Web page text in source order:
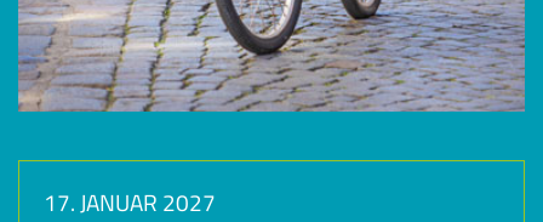
17. JANUAR 2027